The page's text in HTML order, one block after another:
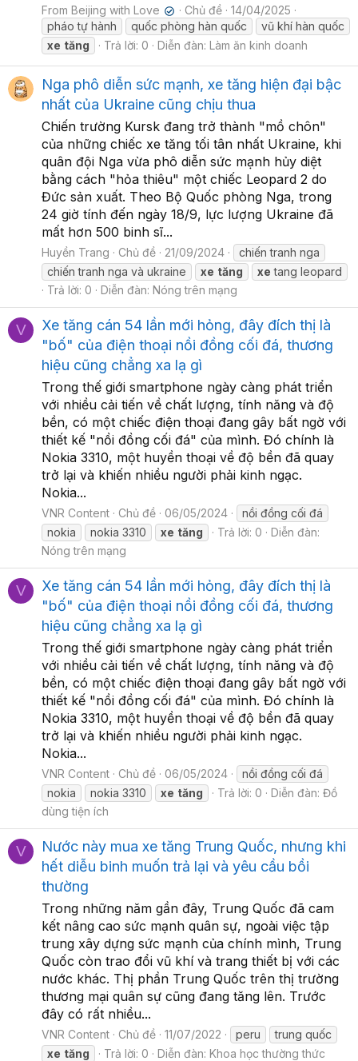
From Beijing with Love ✔ Chủ đề
14/04/2025
pháo tự hành
quốc phòng hàn quốc
vũ khí hàn quốc
xe tăng Trả lời: 0 Diễn đàn: Làm ăn kinh doanh
Nga phô diễn sức mạnh, xe tăng hiện đại bậc
nhất của Ukraine cũng chịu thua
Chiến trường Kursk đang trở thành "mồ chôn"
của những chiếc xe tăng tối tân nhất Ukraine, khi
quân đội Nga vừa phô diễn sức mạnh hủy diệt
bằng cách "hỏa thiêu" một chiếc Leopard 2 do
Đức sản xuất. Theo Bộ Quốc phòng Nga, trong
24 giờ tính đến ngày 18/9, lực lượng Ukraine đã
mất hơn 500 binh sĩ...
Huyền Trang Chủ đề 21/09/2024
chiến tranh nga
chiến tranh nga và ukraine
xe tăng xe tang leopard
Trả lời: 0
Diễn đàn: Nóng trên mạng
V
Xe tăng cán 54 lần mới hỏng, đây đích thị là
"bố" của điện thoại nồi đồng cối đá, thương
hiệu cũng chẳng xa lạ gì
Trong thế giới smartphone ngày càng phát triển
với nhiều cải tiến về chất lượng, tính năng và độ
bền, có một chiếc điện thoại đang gây bất ngờ với
thiết kế "nồi đồng cối đá" của mình. Đó chính là
Nokia 3310, một huyền thoại về độ bền đã quay
trở lại và khiến nhiều người phải kinh ngạc.
Nokia...
VNR Content Chủ đề 06/05/2024
nồi đồng cối đá
nokia
nokia 3310 xe tăng Trả lời: 0
Diễn đàn:
Nóng trên mạng
V
Xe tăng cán 54 lần mới hỏng, đây đích thị là
"bố" của điện thoại nồi đồng cối đá, thương
hiệu cũng chẳng xa lạ gì
Trong thế giới smartphone ngày càng phát triển
với nhiều cải tiến về chất lượng, tính năng và độ
bền, có một chiếc điện thoại đang gây bất ngờ với
thiết kế "nồi đồng cối đá" của mình. Đó chính là
Nokia 3310, một huyền thoại về độ bền đã quay
trở lại và khiến nhiều người phải kinh ngạc.
Nokia...
VNR Content Chủ đề 06/05/2024
nồi đồng cối đá
nokia
nokia 3310 xe tăng Trả lời: 0 Diễn đàn: Đồ
dùng tiện ích
V
Nước này mua xe tăng Trung Quốc, nhưng khi
hết diễu binh muốn trả lại và yêu cầu bồi
thường
Trong những năm gần đây, Trung Quốc đã cam
kết nâng cao sức mạnh quân sự, ngoài việc tập
trung xây dựng sức mạnh của chính mình, Trung
Quốc còn trao đổi vũ khí và trang thiết bị với các
nước khác. Thị phần Trung Quốc trên thị trường
thương mại quân sự cũng đang tăng lên. Trước
đây có rất nhiều...
VNR Content Chủ đề 11/07/2022 peru
trung quốc
xe tăng Trả lời: 0 Diễn đàn: Khoa học thường thức